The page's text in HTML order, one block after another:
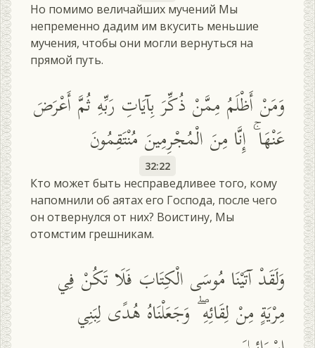
Но помимо величайших мучений Мы
непременно дадим им вкусить меньшие
мучения, чтобы они могли вернуться на
прямой путь.
وَمَنْ أَظْلَمُ مِمَّنْ ذُكِّرَ بِآيَاتِ رَبِّهِ ثُمَّ أَعْرَضَ
عَنْهَا ۚ إِنَّا مِنَ الْمُجْرِمِينَ مُنْتَقِمُونَ
32:22
Кто может быть несправедливее того, кому
напомнили об аятах его Господа, после чего
он отвернулся от них? Воистину, Мы
отомстим грешникам.
وَلَقَدْ آتَيْنَا مُوسَى الْكِتَابَ فَلَا تَكُنْ فِي
مِرْيَةٍ مِنْ لِقَائِهِ ۖ وَجَعَلْنَاهُ هُدًى لِبَنِي